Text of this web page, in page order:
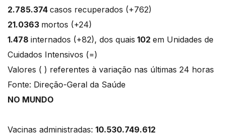
2.785.374 casos recuperados (+762)
21.0363 mortos (+24)
1.478 internados (+82), dos quais 102 em Unidades de
Cuidados Intensivos (=)
Valores ( ) referentes à variação nas últimas 24 horas
Fonte: Direção-Geral da Saúde
NO MUNDO
Vacinas administradas: 10.530.749.612